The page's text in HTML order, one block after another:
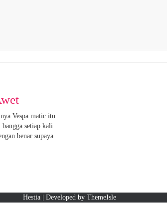
Vespa matic itu
setiap kali
benar supaya
Hestia | Developed by ThemeIsle